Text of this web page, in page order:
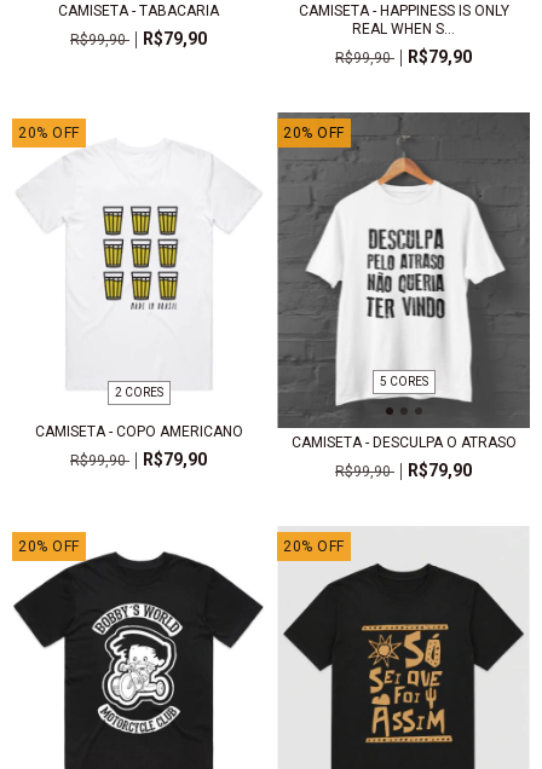
CAMISETA - TABACARIA
R$99,90
R$79,90
CAMISETA - HAPPINESS IS ONLY
REAL WHEN S...
R$99,90
R$79,90
20% OFF
2 CORES
CAMISETA - COPO AMERICANO
R$99,90
R$79,90
20% OFF
5 CORES
CAMISETA - DESCULPA O ATRASO
R$99,90
R$79,90
20% OFF 20% OFF